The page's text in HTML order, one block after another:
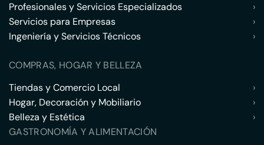
Profesionales y Servicios Especializados
›
Servicios para Empresas
›
Ingeniería y Servicios Técnicos
›
COMPRAS, HOGAR Y BELLEZA
Tiendas y Comercio Local
›
Hogar, Decoración y Mobiliario
›
Belleza y Estética
›
GASTRONOMÍA Y ALIMENTACIÓN